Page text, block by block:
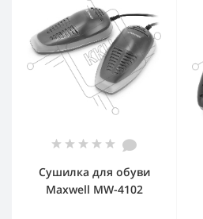
Сушилка для обуви
Maxwell MW-4102